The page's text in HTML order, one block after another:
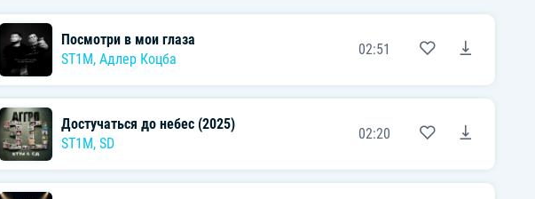
Посмотри в мои глаза
ST1M, Адлер Коцба
02:51
Достучаться до небес (2025)
ST1M, SD
02:20